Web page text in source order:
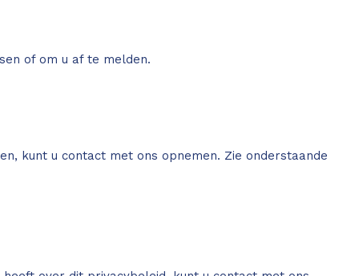
of om u af te melden.
kunt u contact met ons opnemen. Zie onderstaande